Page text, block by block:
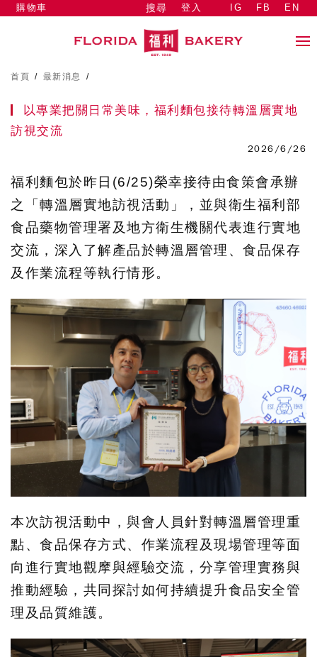
搜尋 登入
購物車 IG FB EN
首頁 / 最新消息 /
以專業把關日常美味，福利麵包接待轉溫層實地
訪視交流
2026/6/26
福利麵包於昨日(6/25)榮幸接待由食策會承辦
之「轉溫層實地訪視活動」，並與衛生福利部
食品藥物管理署及地方衛生機關代表進行實地
交流，深入了解產品於轉溫層管理、食品保存
及作業流程等執行情形。
本次訪視活動中，與會人員針對轉溫層管理重
點、食品保存方式、作業流程及現場管理等面
向進行實地觀摩與經驗交流，分享管理實務與
推動經驗，共同探討如何持續提升食品安全管
理及品質維護。